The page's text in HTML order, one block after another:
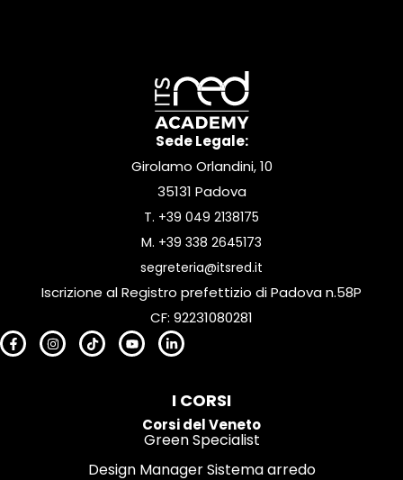
Sede Legale:
Girolamo Orlandini, 10
35131 Padova
T. +39 049 2138175
M. +39 338 2645173
segreteria@itsred.it
Iscrizione al Registro prefettizio di Padova n.58P
CF: 92231080281
I CORSI
Corsi del Veneto
Green Specialist
Design Manager Sistema arredo